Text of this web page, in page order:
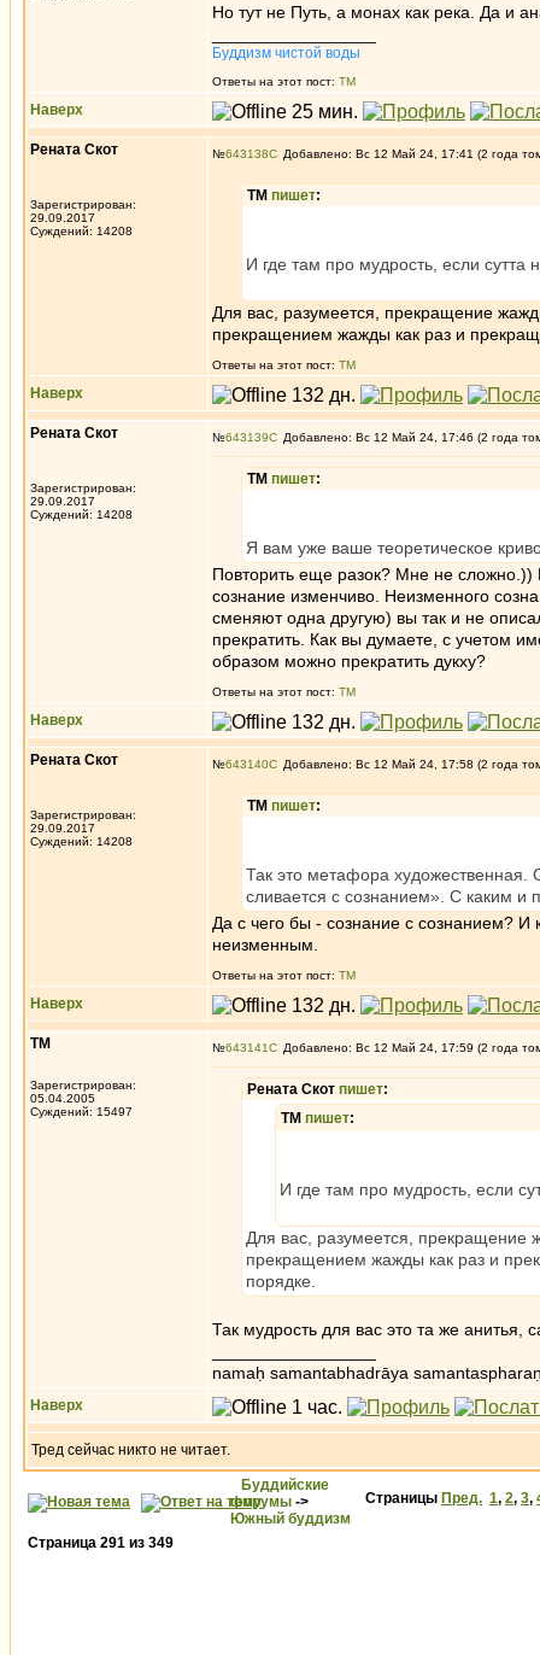
Но тут не Путь, а монах как река. Да и
Буддизм чистой воды
Ответы на этот пост: ТМ
Наверх
Рената Скот
Зарегистрирован:
29.09.2017
Суждений: 14208
№643138 Добавлено: Вс 12 Май 24, 17:41 (2 года
ТМ пишет:
И где там про мудрость, если
Для вас, разумеется, прекращение
прекращением жажды как раз и
Ответы на этот пост: ТМ
Наверх
Рената Скот
Зарегистрирован:
29.09.2017
Суждений: 14208
№643139 Добавлено: Вс 12 Май 24, 17:46 (2 года
ТМ пишет:
Я вам уже ваше теоретическое
Повторить еще разок? Мне не сложно.))
сознание изменчиво. Неизменного
сменяют одна другую) вы так и не
прекратить. Как вы думаете, с учетом
образом можно прекратить дукху?
Ответы на этот пост: ТМ
Наверх
Рената Скот
Зарегистрирован:
29.09.2017
Суждений: 14208
№643140 Добавлено: Вс 12 Май 24, 17:58 (2 года
ТМ пишет:
Так это метафора художественная.
сливается с сознанием». С каким и
Да с чего бы - сознание с сознанием? И
неизменным.
Ответы на этот пост: ТМ
Наверх
ТМ
Зарегистрирован:
05.04.2005
Суждений: 15497
№643141 Добавлено: Вс 12 Май 24, 17:59 (2 года
Рената Скот пишет:
ТМ пишет:
И где там про мудрость, если
Для вас, разумеется, прекращение
прекращением жажды как раз и
порядке.
Так мудрость для вас это та же
namaḥ samantabhadrāya
Наверх
Тред сейчас никто не читает.
Буддийские
форумы ->
Южный буддизм
Страницы Пред. 1, 2, 3,
Страница 291 из 349